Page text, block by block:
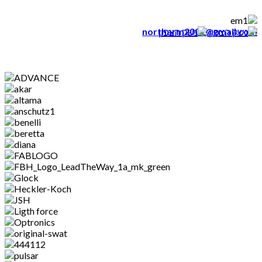
northarm2002@gmail.com